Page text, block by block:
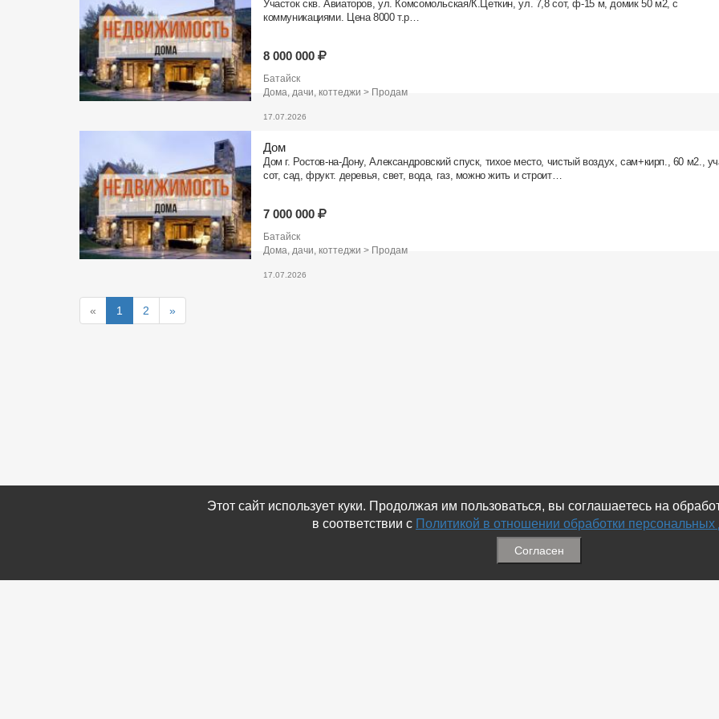
Участок скв. Авиаторов, ул. Комсомольская/К.Цеткин, ул. 7,8 сот, ф-15 м, домик 50 м2, с
коммуникациями. Цена 8000 т.р…
8 000 000
Батайск
Дома, дачи, коттеджи > Продам
17.07.2026
Дом
Дом г. Ростов-на-Дону, Александровский спуск, тихое место, чистый воздух, сам+кирп., 60 м2.,
сот, сад, фрукт. деревья, свет, вода, газ, можно жить и строит…
7 000 000
Батайск
Дома, дачи, коттеджи > Продам
17.07.2026
« 1 2 »
Этот сайт использует куки. Продолжая им пользоваться, вы соглашаетесь на
в соответствии с Политикой в отношении обработки
Согласен
Меню